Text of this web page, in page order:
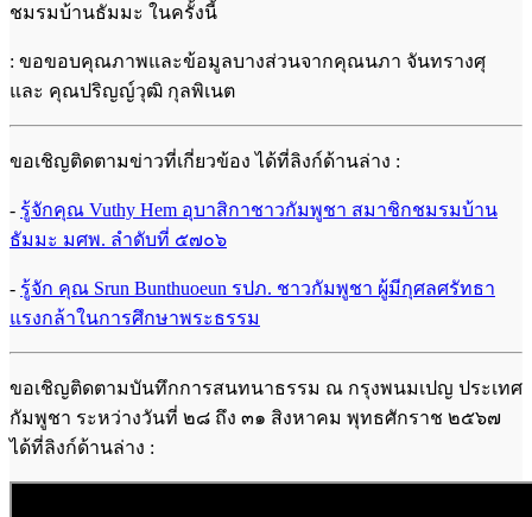
ชมรมบ้านธัมมะ ในครั้งนี้
: ขอขอบคุณภาพและข้อมูลบางส่วนจากคุณนภา จันทรางศุ
และ คุณปริญญ์วุฒิ กุลพิเนต
ขอเชิญติดตามข่าวที่เกี่ยวข้อง ได้ที่ลิงก์ด้านล่าง :
- รู้จักคุณ Vuthy Hem อุบาสิกาชาวกัมพูชา สมาชิกชมรมบ้าน
ธัมมะ มศพ. ลำดับที่ ๕๗๐๖
- รู้จัก คุณ Srun Bunthuoeun รปภ. ชาวกัมพูชา ผู้มีกุศลศรัทธา
แรงกล้าในการศึกษาพระธรรม
ขอเชิญติดตามบันทึกการสนทนาธรรม ณ กรุงพนมเปญ ประเทศ
กัมพูชา ระหว่างวันที่ ๒๘ ถึง ๓๑ สิงหาคม พุทธศักราช ๒๕๖๗
ได้ที่ลิงก์ด้านล่าง :